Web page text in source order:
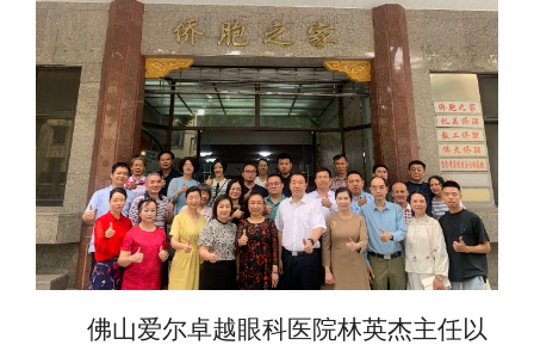
佛山爱尔卓越眼科医院林英杰主任以